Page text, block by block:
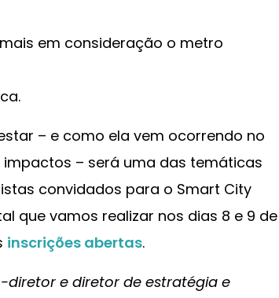
em consideração o metro
– e como ela vem ocorrendo no
– será uma das temáticas
convidados para o Smart City
que vamos realizar nos dias 8 e 9 de
inscrições abertas.
diretor e diretor de estratégia e